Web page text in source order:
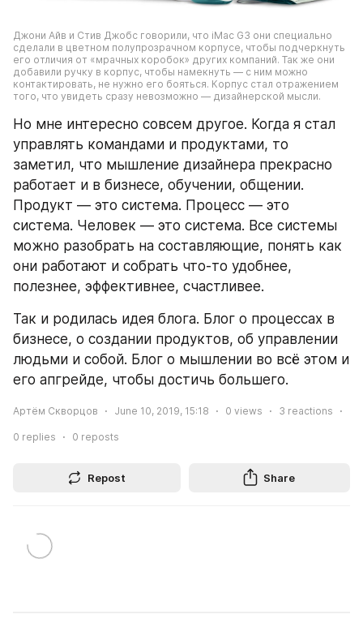
Джони Айв и Стив Джобс говорили, что iMac G3 они специально
сделали в цветном полупрозрачном корпусе, чтобы подчеркнуть
его отличия от «мрачных коробок» других компаний. Так же они
добавили ручку в корпус, чтобы намекнуть — с ним можно
контактировать, не нужно его бояться. Корпус стал отражением
того, что увидеть сразу невозможно — дизайнерской мысли.
Но мне интересно совсем другое. Когда я стал
управлять командами и продуктами, то
заметил, что мышление дизайнера прекрасно
работает и в бизнесе, обучении, общении.
Продукт — это система. Процесс — это
система. Человек — это система. Все системы
можно разобрать на составляющие, понять как
они работают и собрать что-то удобнее,
полезнее, эффективнее, счастливее.
Так и родилась идея блога. Блог о процессах в
бизнесе, о создании продуктов, об управлении
людьми и собой. Блог о мышлении во всё этом и
его апгрейде, чтобы достичь большего.
Артём Скворцов June 10, 2019, 15:18 0 views 3 reactions
0 replies 0 reposts
Repost Share